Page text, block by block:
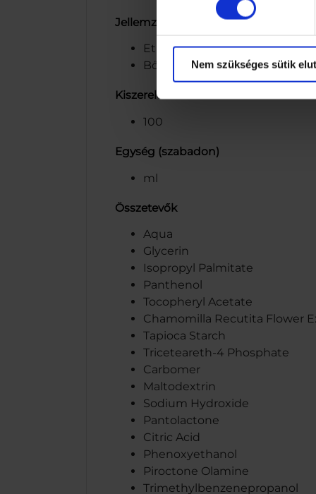
Nem szükséges sütik
Jellemzők
Etil-alkohol mentes
Bőrbarát hatása
Kiszerelés
100
Egység (szabadon)
ml
Összetevők
Aqua
Glycerin
Isopropyl Palmitate
Panthenol
Tocopheryl Acetate
Chamomilla Recutita Flower
Tapioca Starch
Triceteareth-4 Phosphate
Carbomer
Maltodextrin
Sodium Hydroxide
Pantolactone
Citric Acid
Phenoxyethanol
Piroctone Olamine
Trimethylbenzenepropanol